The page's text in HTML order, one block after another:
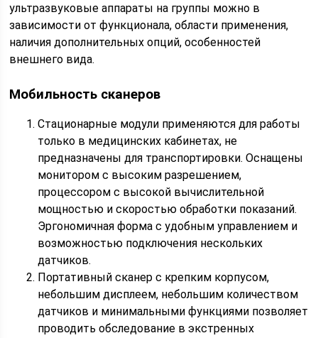
ультразвуковые аппараты на группы можно в
зависимости от функционала, области применения,
наличия дополнительных опций, особенностей
внешнего вида.
Мобильность сканеров
Стационарные модули применяются для работы
только в медицинских кабинетах, не
предназначены для транспортировки. Оснащены
монитором с высоким разрешением,
процессором с высокой вычислительной
мощностью и скоростью обработки показаний.
Эргономичная форма с удобным управлением и
возможностью подключения нескольких
датчиков.
Портативный сканер с крепким корпусом,
небольшим дисплеем, небольшим количеством
датчиков и минимальными функциями позволяет
проводить обследование в экстренных